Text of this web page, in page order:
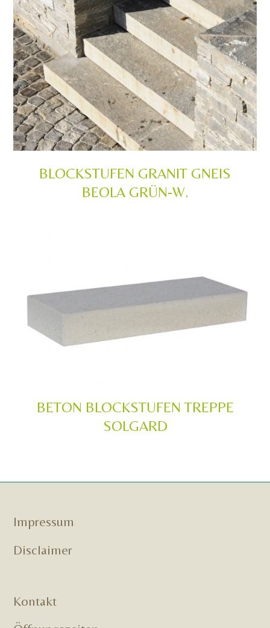
BLOCKSTUFEN GRANIT GNEIS
BEOLA GRÜN-W.
BETON BLOCKSTUFEN TREPPE
SOLGARD
Impressum
Disclaimer
Kontakt